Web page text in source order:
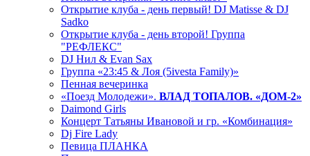
Открытие клуба - день первый! DJ Matisse & DJ
Sadko
Открытие клуба - день второй! Группа
"РЕФЛЕКС"
DJ Нил & Evan Sax
Группа «23:45 & Лоя (5ivesta Family)»
Пенная вечеринка
«Поезд Молодежи». ВЛАД ТОПАЛОВ. «ДОМ-2»
Daimond Girls
Концерт Татьяны Ивановой и гр. «Комбинация»
Dj Fire Lady
Певица ПЛАНКА